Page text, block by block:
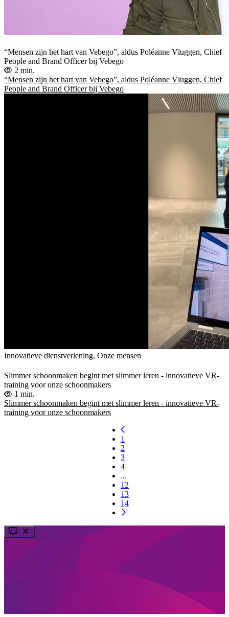
“Mensen zijn het hart van Vebego”, aldus Poléanne Vluggen, Chief
People and Brand Officer bij Vebego
2 min.
“Mensen zijn het hart van Vebego”, aldus Poléanne Vluggen, Chief
People and Brand Officer bij Vebego
Innovatieve dienstverlening, Onze mensen
Slimmer schoonmaken begint met slimmer leren - innovatieve VR-
training voor onze schoonmakers
1 min.
Slimmer schoonmaken begint met slimmer leren - innovatieve VR-
training voor onze schoonmakers
1
2
3
4
...
12
13
14